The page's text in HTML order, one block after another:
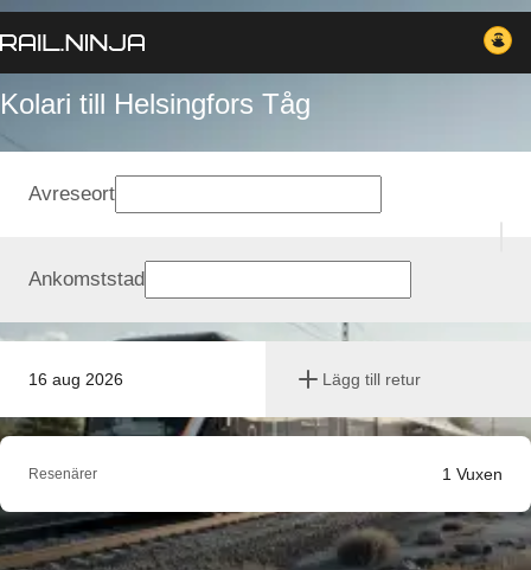
Kolari till Helsingfors Tåg
16 aug 2026 Lägg till retur
Avreseort
Ankomststad
Resenärer 1 Vuxen